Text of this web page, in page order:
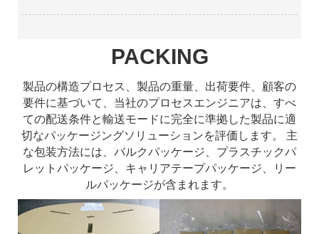
PACKING
製品の構造プロセス、製品の重量、出荷要件、顧客の
要件に基づいて、当社のプロセスエンジニアは、すべ
ての配送条件と輸送モードに完全に準拠した製品に適
切なパッケージングソリューションを評価します。 主
な包装方法には、バルクパッケージ、プラスチックパ
レットパッケージ、キャリアテープパッケージ、リー
ルパッケージが含まれます。